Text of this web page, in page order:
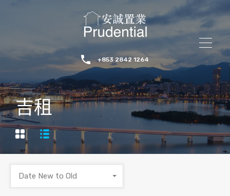
+853 2842 1264
吉租
Date New to Old